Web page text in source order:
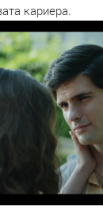
кариера.